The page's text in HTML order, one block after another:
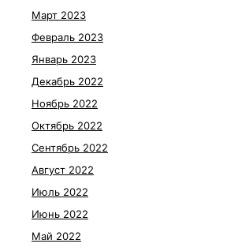
Март 2023
Февраль 2023
Январь 2023
Декабрь 2022
Ноябрь 2022
Октябрь 2022
Сентябрь 2022
Август 2022
Июль 2022
Июнь 2022
Май 2022